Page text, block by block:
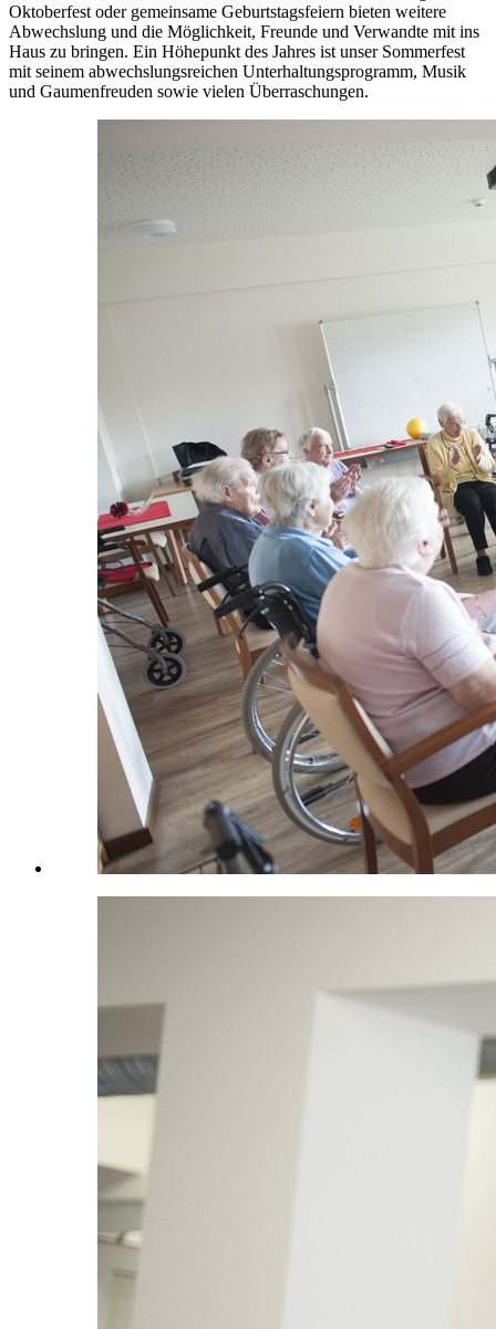
Oktoberfest oder gemeinsame Geburtstagsfeiern bieten weitere
Abwechslung und die Möglichkeit, Freunde und Verwandte mit ins
Haus zu bringen. Ein Höhepunkt des Jahres ist unser Sommerfest
mit seinem abwechslungsreichen Unterhaltungsprogramm, Musik
und Gaumenfreuden sowie vielen Überraschungen.